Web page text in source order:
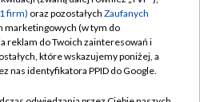
prywatności
zgody
Pomoc
firm) oraz pozostałych Zaufanych
marketingowych (w tym do
reklam do Twoich zainteresowań i
które wskazujemy poniżej, a
nas identyfikatora PPID do Google.